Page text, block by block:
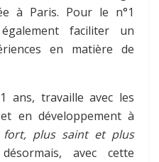
à Paris. Pour le n°1
faciliter un
en matière de
ans, travaille avec les
en développement à
plus saint et plus
avec cette